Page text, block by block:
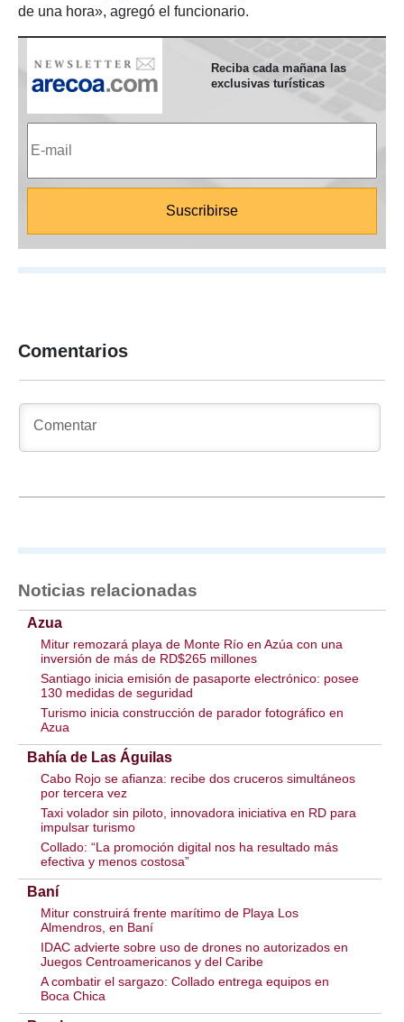
de una hora», agregó el funcionario.
Reciba cada mañana las
exclusivas turísticas
Comentarios
Noticias relacionadas
Azua
Mitur remozará playa de Monte Río en Azúa con una
inversión de más de RD$265 millones
Santiago inicia emisión de pasaporte electrónico: posee
130 medidas de seguridad
Turismo inicia construcción de parador fotográfico en
Azua
Bahía de Las Águilas
Cabo Rojo se afianza: recibe dos cruceros simultáneos
por tercera vez
Taxi volador sin piloto, innovadora iniciativa en RD para
impulsar turismo
Collado: “La promoción digital nos ha resultado más
efectiva y menos costosa”
Baní
Mitur construirá frente marítimo de Playa Los
Almendros, en Baní
IDAC advierte sobre uso de drones no autorizados en
Juegos Centroamericanos y del Caribe
A combatir el sargazo: Collado entrega equipos en
Boca Chica